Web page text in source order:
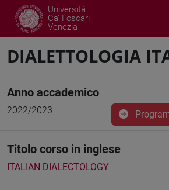
Università
Ca' Foscari
Venezia
DIALETTOLOGIA
Anno accademico
2022/2023
Titolo corso in inglese
ITALIAN DIALECTOLOGY